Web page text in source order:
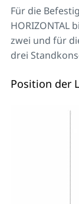
Für die
HORIZONTAL
zwei und für
drei
Position der